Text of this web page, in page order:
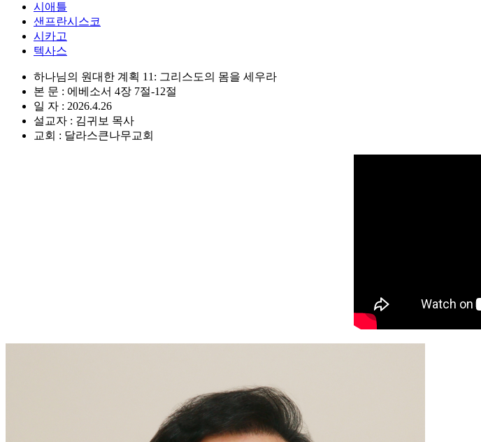
시애틀
샌프란시스코
시카고
텍사스
하나님의 원대한 계획 11: 그리스도의 몸을 세우라
본 문 : 에베소서 4장 7절-12절
일 자 : 2026.4.26
설교자 : 김귀보 목사
교회 : 달라스큰나무교회